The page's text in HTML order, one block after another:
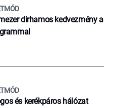
dirhamos kedvezmény a
és kerékpáros hálózat